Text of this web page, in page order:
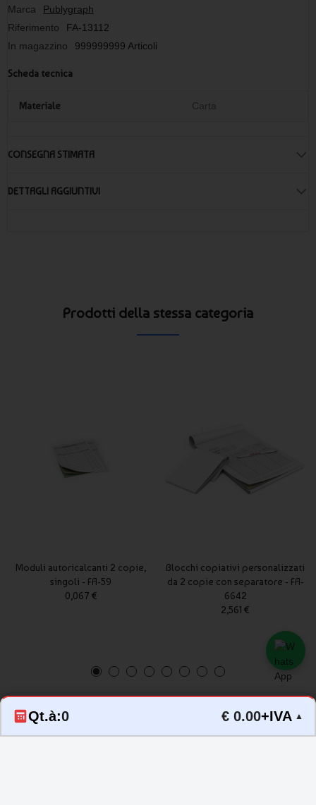
Qt.à:0 € 0.00+IVA ▲
Marca
Publygraph
Riferimento
FA-13112
In magazzino
999999999 Articoli
Scheda tecnica
Materiale Carta
CONSEGNA STIMATA
DETTAGLI AGGIUNTIVI
Prodotti della stessa categoria
Moduli autoricalcanti 2 copie,
singoli - FA-59
0,067 €
Blocchi copiativi personalizzati
da 2 copie con separatore - FA-
6642
2,561 €